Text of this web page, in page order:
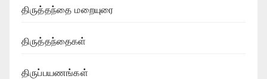
திருத்தந்தை மறையுரை
திருத்தந்தைகள்
திருப்பயணங்கள்